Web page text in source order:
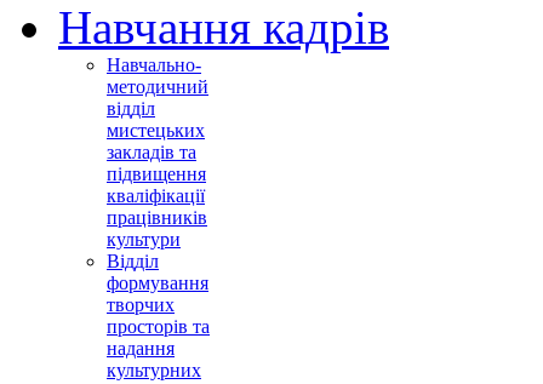
Навчання кадрів
Навчально-
методичний
відділ
мистецьких
закладів та
підвищення
кваліфікації
працівників
культури
Відділ
формування
творчих
просторів та
надання
культурних